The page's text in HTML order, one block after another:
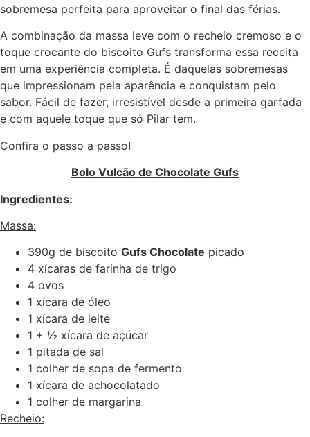
sobremesa perfeita para aproveitar o final das férias.
A combinação da massa leve com o recheio cremoso e o
toque crocante do biscoito Gufs transforma essa receita
em uma experiência completa. É daquelas sobremesas
que impressionam pela aparência e conquistam pelo
sabor. Fácil de fazer, irresistível desde a primeira garfada
e com aquele toque que só Pilar tem.
Confira o passo a passo!
Bolo Vulcão de Chocolate Gufs
Ingredientes:
Massa:
390g de biscoito Gufs Chocolate picado
4 xícaras de farinha de trigo
4 ovos
1 xícara de óleo
1 xícara de leite
1 + ½ xícara de açúcar
1 pitada de sal
1 colher de sopa de fermento
1 xícara de achocolatado
1 colher de margarina
Recheio: